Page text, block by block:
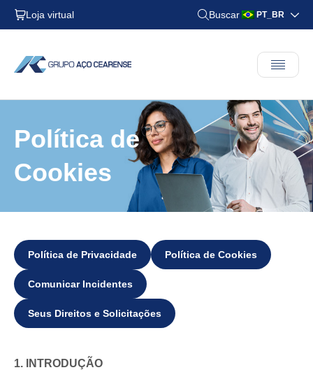
Loja virtual Buscar PT_BR
Política de
Cookies
Política de Privacidade Política de Cookies
Comunicar Incidentes
Seus Direitos e Solicitações
1. INTRODUÇÃO